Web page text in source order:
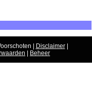
| Disclaimer|
Beheer